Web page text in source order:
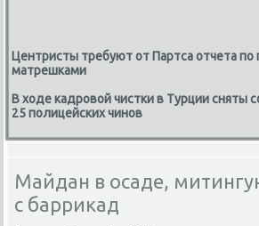
Центристы требуют от Партса отчета
матрешками
В ходе кадровой чистки в Турции сняты
25 полицейских чинов
Майдан в осаде,
с баррикад